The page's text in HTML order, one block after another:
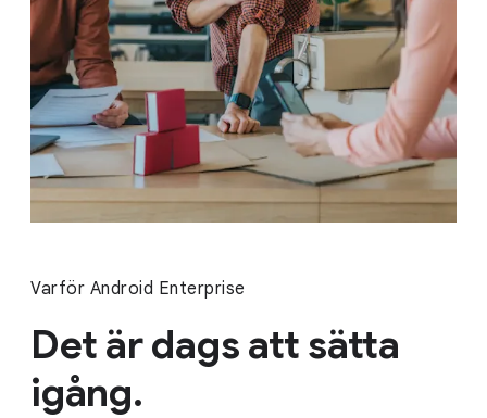
Varför Android Enterprise
Det är dags att sätta
igång.